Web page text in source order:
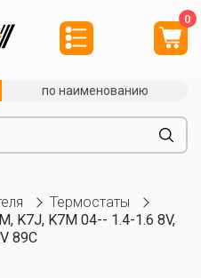
0
по наименованию
Термостаты
K7J, K7M 04-- 1.4-1.6 8V,
89C